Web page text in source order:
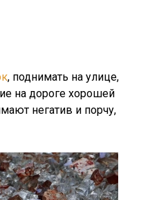
, поднимать на улице,
на дороге хорошей
негатив и порчу,